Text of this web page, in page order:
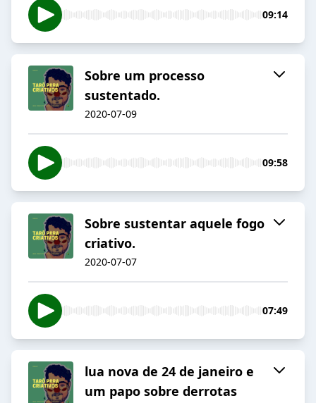
09:14
Sobre um processo
sustentado.
2020-07-09
09:58
Sobre sustentar aquele fogo
criativo.
2020-07-07
07:49
lua nova de 24 de janeiro e
um papo sobre derrotas